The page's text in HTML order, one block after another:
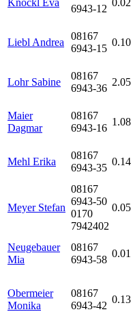
Knöckl Eva
6943-12
0.02
Liebl Andrea
08167
6943-15
0.10
Lohr Sabine
08167
6943-36
2.05
Maier
Dagmar
08167
6943-16
1.08
Mehl Erika
08167
6943-35
0.14
Meyer Stefan
08167
6943-50
0170
7942402
0.05
Neugebauer
Mia
08167
6943-58
0.01
Obermeier
Monika
08167
6943-42
0.13